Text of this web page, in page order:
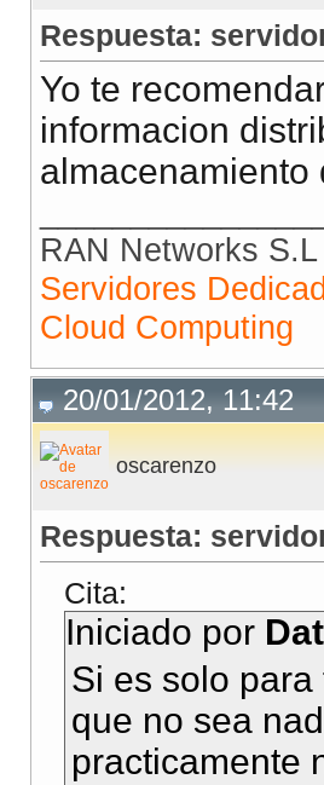
Respuesta:
Yo te
informacion
almacenamiento
RAN Networks S.L
Servidores
Cloud Computing
20/01/2012, 11:42
oscarenzo
Respuesta:
Cita:
Iniciado por
Si es solo
que no sea
practicamente